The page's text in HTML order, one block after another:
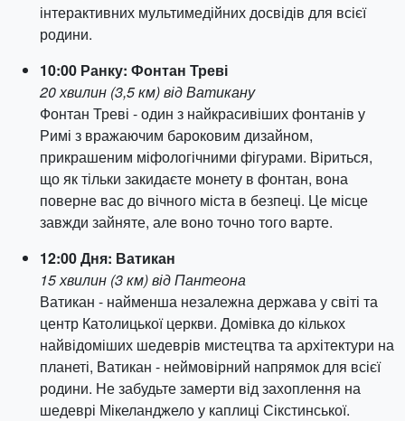
інтерактивних мультимедійних досвідів для всієї
родини.
10:00 Ранку: Фонтан Треві
20 хвилин (3,5 км) від Ватикану
Фонтан Треві - один з найкрасивіших фонтанів у
Римі з вражаючим бароковим дизайном,
прикрашеним міфологічними фігурами. Віриться,
що як тільки закидаєте монету в фонтан, вона
поверне вас до вічного міста в безпеці. Це місце
завжди зайняте, але воно точно того варте.
12:00 Дня: Ватикан
15 хвилин (3 км) від Пантеона
Ватикан - найменша незалежна держава у світі та
центр Католицької церкви. Домівка до кількох
найвідоміших шедеврів мистецтва та архітектури на
планеті, Ватикан - неймовірний напрямок для всієї
родини. Не забудьте замерти від захоплення на
шедеврі Мікеланджело у каплиці Сікстинської.